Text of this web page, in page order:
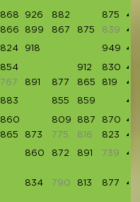
868 926 882 875
866 899 867 875 839
824 918 949
854 912 830
767 891 877 865 819
883 855 859
860 809 887 870
865 873 775 816 823
860 872 891 739
834 790 813 877